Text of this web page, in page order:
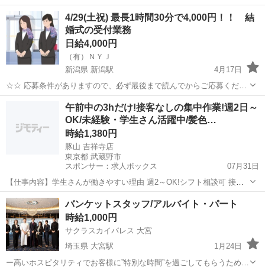
い ☆☆ 4/29（土祝） 15:00〜16:00（多少前後する場合あり） 当方ス
タッフと一緒に 結婚式の受付業務のお手伝いをお願いしたいで...
新潟 新潟市 新潟駅 結婚式場 スタッフ
4/29(土祝) 最長1時間30分で4,000円！！ 結
婚式の受付業務
日給4,000円
（有）ＮＹＪ
新潟県 新潟駅
4月17日
☆☆ 応募条件がありますので、必ず最後まで読んでからご応募くださ
い ☆☆ 4/29（土祝） 15:00〜16:00（多少前後する場合あり） 当方ス
タッフと一緒に 結婚式の受付業務のお手伝いをお願いしたいで...
新潟駅 結婚式場 スタッフ
午前中の3hだけ!接客なしの集中作業!週2日～
OK/未経験・学生さん活躍中/髪色…
時給1,380円
豚山 吉祥寺店
東京都 武蔵野市
スポンサー：求人ボックス
07月31日
【仕事内容】学生さんが働きやすい理由 週2～OK!シフト相談可 接客
ナシのもくもく作業! 7時～11時で3h～OK! もちろん11時以降の勤務も
可能 バイトデビューもかけもちもOK! 給料前払い可(稼働分) 髪型・髪
色自由!金・赤...
アルバイト・パート
バンケットスタッフ/アルバイト・パート
時給1,000円
サクラスカイパレス 大宮
埼玉県 大宮駅
1月24日
ー高いホスピタリティでお客様に”特別な時間”を過ごしてもらうための